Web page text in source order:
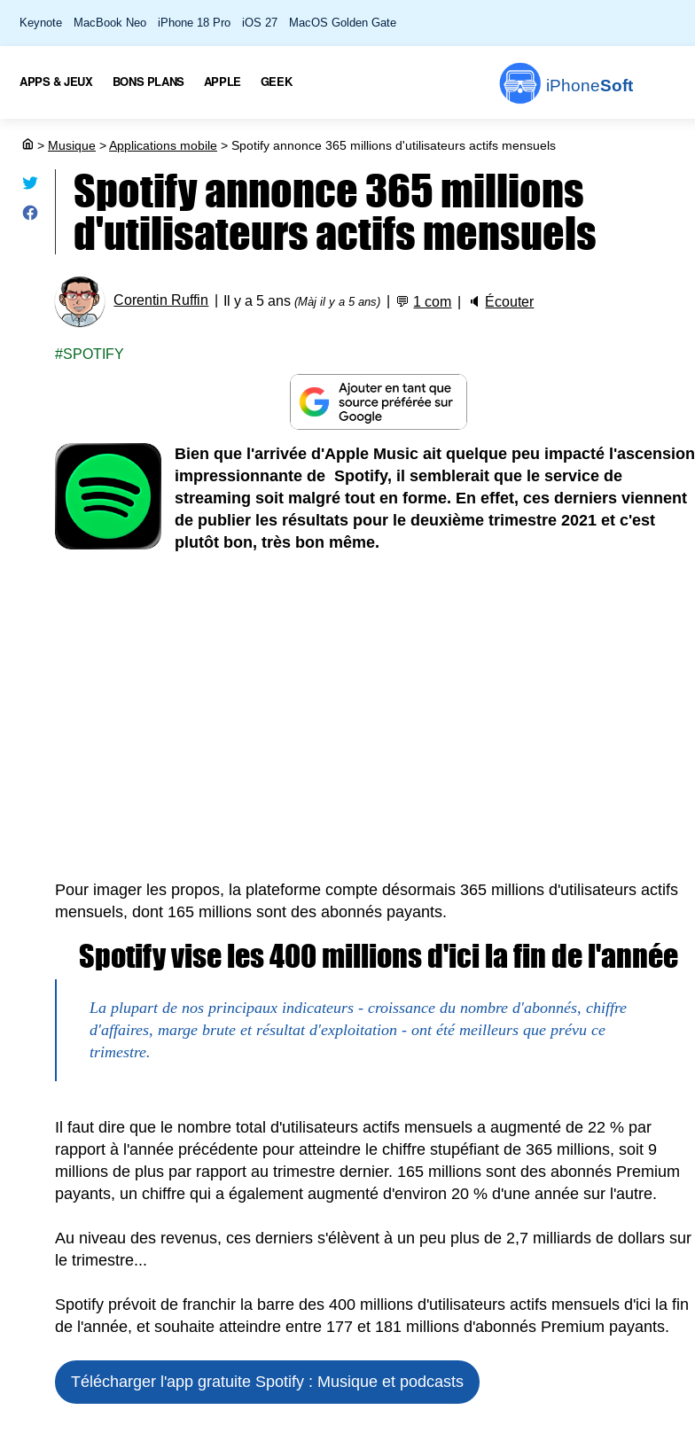
Keynote MacBook Neo iPhone 18 Pro iOS 27 MacOS Golden Gate
iPhoneSoft
APPS & JEUX BONS PLANS APPLE GEEK
> Musique >Applications mobile > Spotify annonce 365 millions d'utilisateurs actifs mensuels
Spotify annonce 365 millions
d'utilisateurs actifs mensuels
Corentin Ruffin Il y a 5 ans(Màj il y a 5 ans) 💬 1 com 🔈 Écouter
SPOTIFY
Bien que l'arrivée d'Apple Music ait quelque peu impacté l'ascension
impressionnante de Spotify, il semblerait que le service de
streaming soit malgré tout en forme. En effet, ces derniers viennent
de publier les résultats pour le deuxième trimestre 2021 et c'est
plutôt bon, très bon même.
Pour imager les propos, la plateforme compte désormais 365 millions d'utilisateurs actifs
mensuels, dont 165 millions sont des abonnés payants.
Spotify vise les 400 millions d'ici la fin de l'année
La plupart de nos principaux indicateurs - croissance du nombre d'abonnés, chiffre
d'affaires, marge brute et résultat d'exploitation - ont été meilleurs que prévu ce
trimestre.
Il faut dire que le nombre total d'utilisateurs actifs mensuels a augmenté de 22 % par
rapport à l'année précédente pour atteindre le chiffre stupéfiant de 365 millions, soit 9
millions de plus par rapport au trimestre dernier. 165 millions sont des abonnés Premium
payants, un chiffre qui a également augmenté d'environ 20 % d'une année sur l'autre.
Au niveau des revenus, ces derniers s'élèvent à un peu plus de 2,7 milliards de dollars sur
le trimestre...
Spotify prévoit de franchir la barre des 400 millions d'utilisateurs actifs mensuels d'ici la fin
de l'année, et souhaite atteindre entre 177 et 181 millions d'abonnés Premium payants.
Télécharger l'app gratuite Spotify : Musique et podcasts